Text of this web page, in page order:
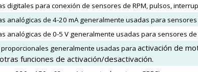
digitales para conexión de sensores de RPM, pulsos,
analógicas de 4-20 mA generalmente usadas para
analógicas de 0-5 V generalmente usadas para sensores
proporcionales generalmente usadas paraactivación de
funciones de activación/desactivación.